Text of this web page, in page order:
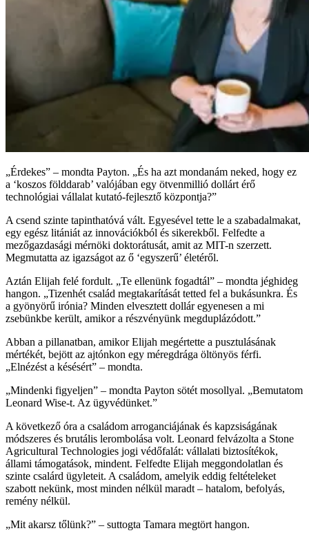
„Érdekes” – mondta Payton. „És ha azt mondanám neked, hogy ez
a ‘koszos földdarab’ valójában egy ötvenmillió dollárt érő
technológiai vállalat kutató-fejlesztő központja?”
A csend szinte tapinthatóvá vált. Egyesével tette le a szabadalmakat,
egy egész litániát az innovációkból és sikerekből. Felfedte a
mezőgazdasági mérnöki doktorátusát, amit az MIT-n szerzett.
Megmutatta az igazságot az ő ‘egyszerű’ életéről.
Aztán Elijah felé fordult. „Te ellenünk fogadtál” – mondta jéghideg
hangon. „Tizenhét család megtakarítását tetted fel a bukásunkra. És
a gyönyörű irónia? Minden elvesztett dollár egyenesen a mi
zsebünkbe került, amikor a részvényünk megduplázódott.”
Abban a pillanatban, amikor Elijah megértette a pusztulásának
mértékét, bejött az ajtónkon egy méregdrága öltönyös férfi.
„Elnézést a késésért” – mondta.
„Mindenki figyeljen” – mondta Payton sötét mosollyal. „Bemutatom
Leonard Wise-t. Az ügyvédünket.”
A következő óra a családom arroganciájának és kapzsiságának
módszeres és brutális lerombolása volt. Leonard felvázolta a Stone
Agricultural Technologies jogi védőfalát: vállalati biztosítékok,
állami támogatások, mindent. Felfedte Elijah meggondolatlan és
szinte csalárd ügyleteit. A családom, amelyik eddig feltételeket
szabott nekünk, most minden nélkül maradt – hatalom, befolyás,
remény nélkül.
„Mit akarsz tőlünk?” – suttogta Tamara megtört hangon.